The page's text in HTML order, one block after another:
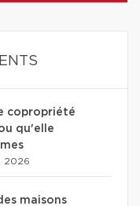
copropriété
qu'elle
2026
maisons